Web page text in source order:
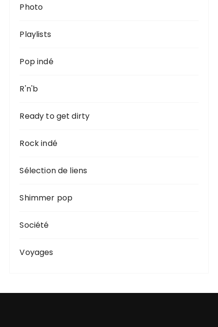
Photo
Playlists
Pop indé
R'n'b
Ready to get dirty
Rock indé
Sélection de liens
Shimmer pop
Société
Voyages